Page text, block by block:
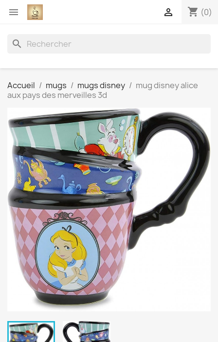
 shopping_cart (0)

search
Accueil mugs mugs disney
mug disney alice
aux pays des merveilles 3d